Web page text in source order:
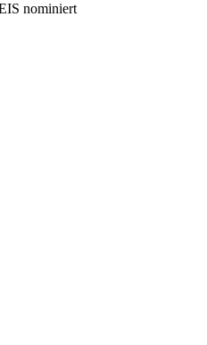
nominiert